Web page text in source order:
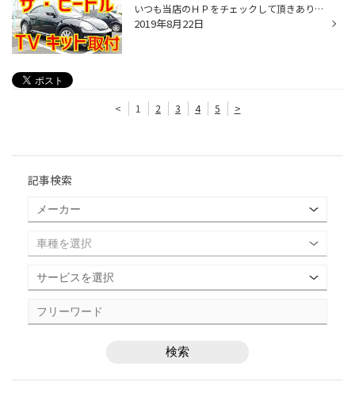
いつも当店のＨＰをチェックして頂きありがとうございます！ タイヤ館 松江南 のかわかみです！ 今回は、VW ザ ビートルのTVキット取付をご紹介します！ お車のナビでテレビを見ようと思っても、 停車中じゃないと見れない！ 走行中も見られたら良いのになぁ…。 なんて思ってらっしゃるお客様が居ら...
2019年8月22日
< 1 2 3 4 5 >
記事検索